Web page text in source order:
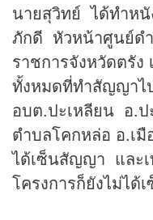
นายสุวิทย์ ได้ทำห
ภักดี หัวหน้าศูนย์ดำ
ราชการจังหวัดตรั
ทั้งหมดที่ทำสัญญาไ
อบต.ปะเหลียน อ.
ตำบลโคกหล่อ อ.เมื
ได้เซ็นสัญญา และเ
โครงการก็ยังไม่ได้